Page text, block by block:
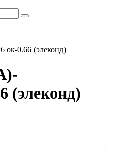
0.66 (элеконд)
(элеконд)